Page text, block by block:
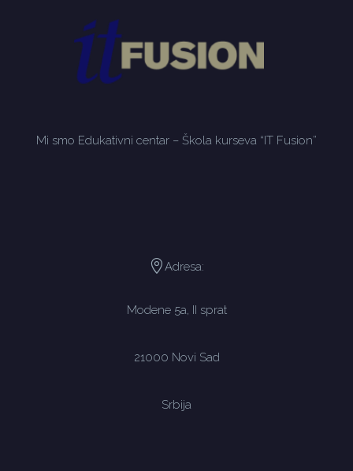
Mi smo Edukativni centar – Škola kurseva “IT Fusion”
Adresa:
Modene 5a, II sprat
21000 Novi Sad
Srbija